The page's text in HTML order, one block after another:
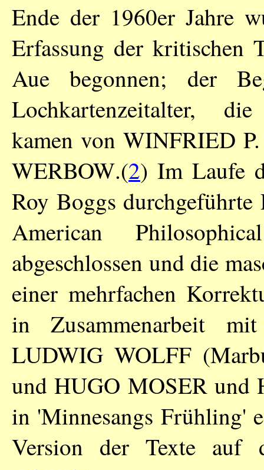
Ende der 1960er Jahre
Erfassung der kritischen
Aue begonnen; der
Lochkartenzeitalter,
kamen von WINFRIED
WERBOW.(2) Im Laufe
Roy Boggs
American
abgeschlossen und die
einer mehrfachen
in Zusammenarbeit mit
LUDWIG WOLFF
und HUGO MOSERund
in 'Minnesangs Frühling'
Version der Texte auf